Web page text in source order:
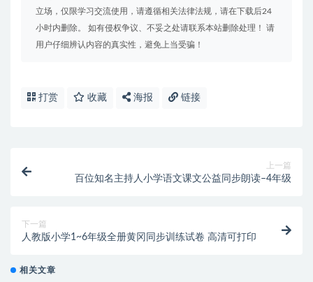
立场，仅限学习交流使用，请遵循相关法律法规，请在下载后24
小时内删除。 如有侵权争议、不妥之处请联系本站删除处理！ 请
用户仔细辨认内容的真实性，避免上当受骗！
打赏 收藏 海报 链接
上一篇
百位知名主持人小学语文课文公益同步朗读–4年级
下一篇
人教版小学1~6年级全册黄冈同步训练试卷 高清可打印
相关文章